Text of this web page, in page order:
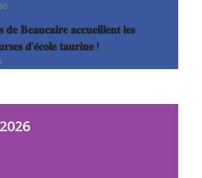
𝐁𝐞𝐚𝐮𝐜𝐚𝐢𝐫𝐞 𝐚𝐜𝐜𝐮𝐞𝐢𝐥𝐥𝐞𝐧𝐭 𝐥𝐞𝐬
𝐝’𝐞́𝐜𝐨𝐥𝐞 𝐭𝐚𝐮𝐫𝐢𝐧𝐞 !